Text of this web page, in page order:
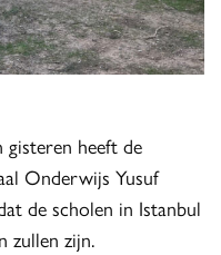
gisteren heeft de
Onderwijs Yusuf
de scholen in Istanbul
zullen zijn.